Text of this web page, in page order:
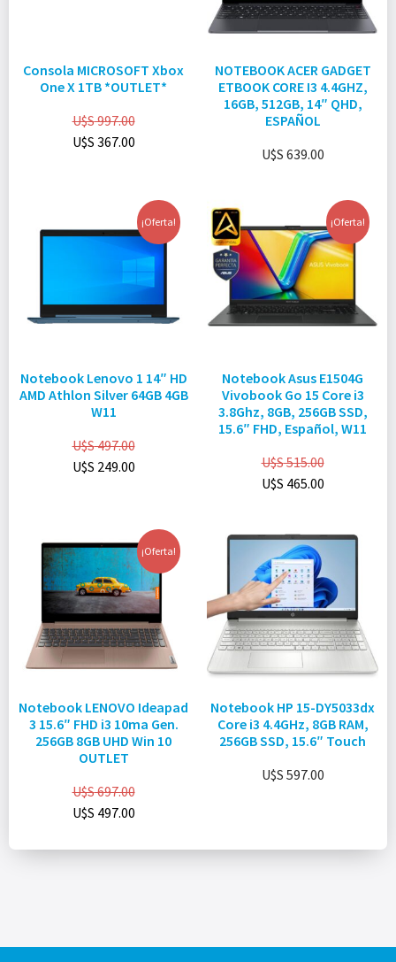
Consola MICROSOFT Xbox
One X 1TB *OUTLET*
U$S997.00
U$S 367.00
NOTEBOOK ACER GADGET
ETBOOK CORE I3 4.4GHZ,
16GB, 512GB, 14″ QHD,
ESPAÑOL
U$S 639.00
¡Oferta!
Notebook Lenovo 1 14″ HD
AMD Athlon Silver 64GB 4GB
W11
U$S497.00
U$S 249.00
¡Oferta!
Notebook Asus E1504G
Vivobook Go 15 Core i3
3.8Ghz, 8GB, 256GB SSD,
15.6″ FHD, Español, W11
U$S515.00
U$S 465.00
¡Oferta!
Notebook LENOVO Ideapad
3 15.6″ FHD i3 10ma Gen.
256GB 8GB UHD Win 10
OUTLET
U$S697.00
U$S 497.00
Notebook HP 15-DY5033dx
Core i3 4.4GHz, 8GB RAM,
256GB SSD, 15.6″ Touch
U$S 597.00